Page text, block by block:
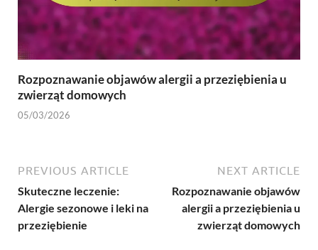
Rozpoznawanie objawów alergii a przeziębienia u
zwierząt domowych
05/03/2026
PREVIOUS ARTICLE
Skuteczne leczenie:
Alergie sezonowe i leki na
przeziębienie
NEXT ARTICLE
Rozpoznawanie objawów
alergii a przeziębienia u
zwierząt domowych